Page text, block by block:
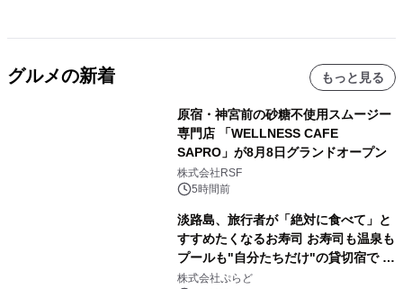
グルメの新着 もっと見る
原宿・神宮前の砂糖不使用スムージー
専門店 「WELLNESS CAFE
SAPRO」が8月8日グランドオープン
株式会社RSF
5時間前
淡路島、旅行者が「絶対に食べて」と
すすめたくなるお寿司 お寿司も温泉も
プールも"自分たちだけ"の貸切宿で 1
日1組限定「岩屋温泉 絵島別庭 海と
株式会社ぷらど